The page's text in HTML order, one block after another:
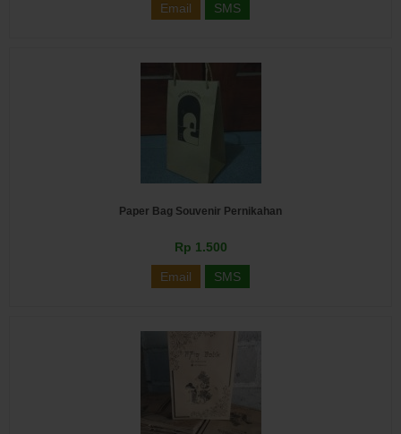
Email SMS
Paper Bag Souvenir Pernikahan
Rp 1.500
Email SMS